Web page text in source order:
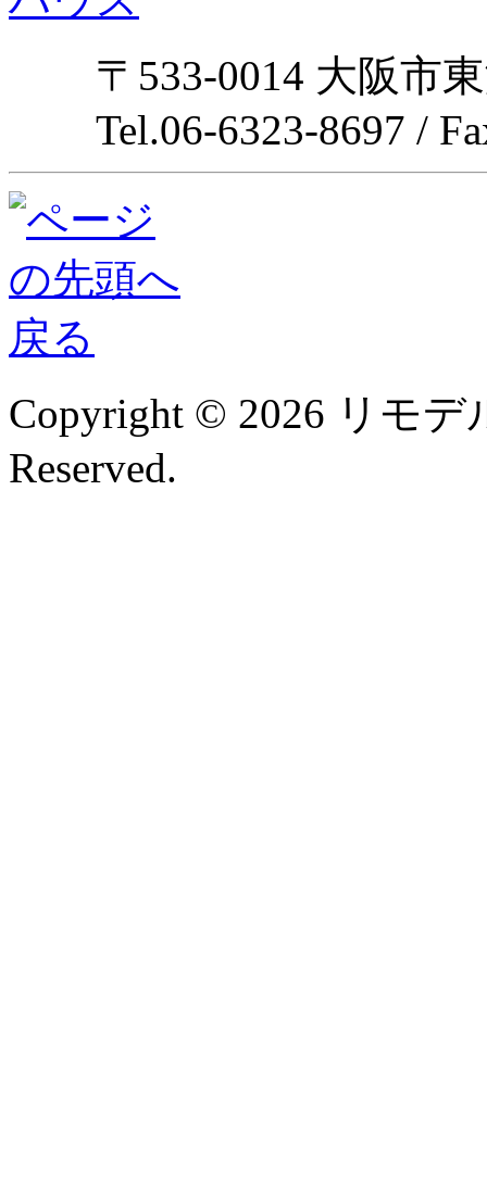
〒533-0014 大阪市
Tel.06-6323-8697 /
Copyright © 2026 リモデ
Reserved.